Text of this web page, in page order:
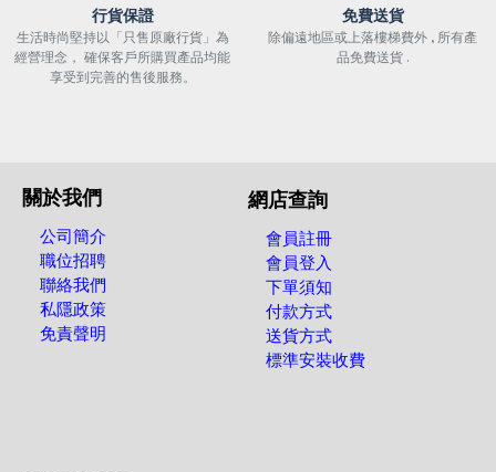
行貨保證
生活時尚堅持以「只售原廠行貨」為
經營理念， 確保客戶所購買產品均能
享受到完善的售後服務。
免費送貨
除偏遠地區或上落樓梯費外 , 所有產
品免費送貨 .
關於我們
公司簡介
職位招聘
聯絡我們
私隱政策
免責聲明
網店查詢
會員註冊
會員登入
下單須知
付款方式
送貨方式
標準安裝收費